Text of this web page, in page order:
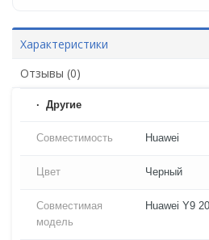
Характеристики
Отзывы (0)
Другие
Совместимость Huawei
Цвет Черный
Совместимая
модель
Huawei Y9